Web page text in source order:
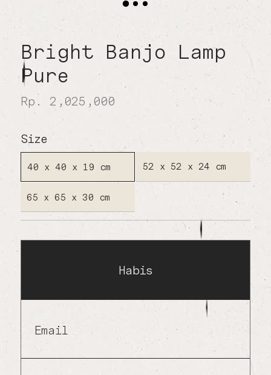
Bright Banjo Lamp
Pure
Rp. 2,025,000
Size
40 x 40 x 19 cm 52 x 52 x 24 cm
65 x 65 x 30 cm
Habis
Email